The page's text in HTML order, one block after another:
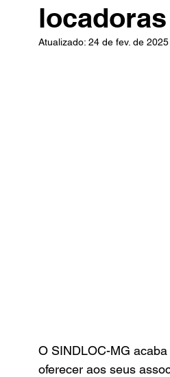
locadoras
Atualizado: 24 de fev. de 2025
O SINDLOC-MG
oferecer aos seus